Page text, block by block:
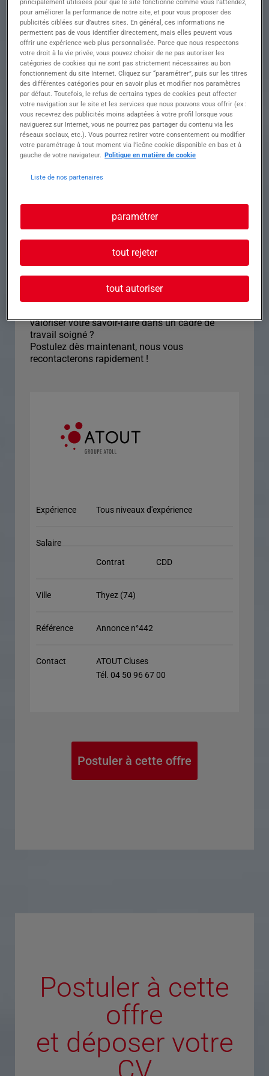
entretien de massifs
• Respecter les consignes de sécurité et utiliser le
matériel adapté
• Travailler en autonomie tout en respectant les
délais et plannings
• Participer à la saison d'entretien jusqu'en
novembre 2024
Profil recherché
paysage
entretien
• Sens du détail, autonomie et organisation
• Capacité à travailler en extérieur, par tous les
temps
• Rigueur et respect des consignes de sécurité
Ce que nous offrons : • Démarrage : dès que
valoriser votre savoir-faire dans un cadre de
travail soigné ?
Postulez dès maintenant, nous vous
recontacterons rapidement !
Expérience Tous niveaux d'expérience
Salaire
Contrat
CDD
Ville Thyez (74)
Référence Annonce n°442
Contact
ATOUT Cluses
Tél. 04 50 96 67 00
Postuler à cette offre
Postuler à cette
offre
et déposer votre
principalement utilisées pour que le site fonctionne comme vous l’attendez,
pour améliorer la performance de notre site, et pour vous proposer des
publicités ciblées sur d’autres sites. En général, ces informations ne
permettent pas de vous identifier directement, mais elles peuvent vous
offrir une expérience web plus personnalisée. Parce que nous respectons
votre droit à la vie privée, vous pouvez choisir de ne pas autoriser les
catégories de cookies qui ne sont pas strictement nécessaires au bon
fonctionnement du site Internet. Cliquez sur “paramétrer”, puis sur les titres
des différentes catégories pour en savoir plus et modifier nos paramètres
par défaut. Toutefois, le refus de certains types de cookies peut affecter
votre navigation sur le site et les services que nous pouvons vous offrir (ex :
vous recevrez des publicités moins adaptées à votre profil lorsque vous
naviguerez sur Internet, vous ne pourrez pas partager du contenu via les
réseaux sociaux, etc.). Vous pourrez retirer votre consentement ou modifier
votre paramétrage à tout moment via l’icône cookie disponible en bas et à
gauche de votre navigateur. Politique en matière de cookie
Liste de nos partenaires
paramétrer
tout rejeter
tout autoriser